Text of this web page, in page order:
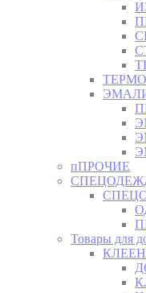
пПРОЧИЕ
Товары для